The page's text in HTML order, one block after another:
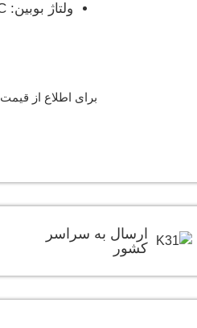
ولتاژ بوبین: 110VAC
برای اطلاع از
ارسال به سراسر
کشور